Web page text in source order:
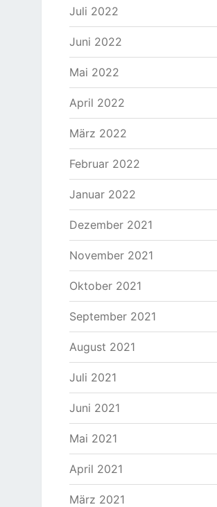
Juli 2022
Juni 2022
Mai 2022
April 2022
März 2022
Februar 2022
Januar 2022
Dezember 2021
November 2021
Oktober 2021
September 2021
August 2021
Juli 2021
Juni 2021
Mai 2021
April 2021
März 2021